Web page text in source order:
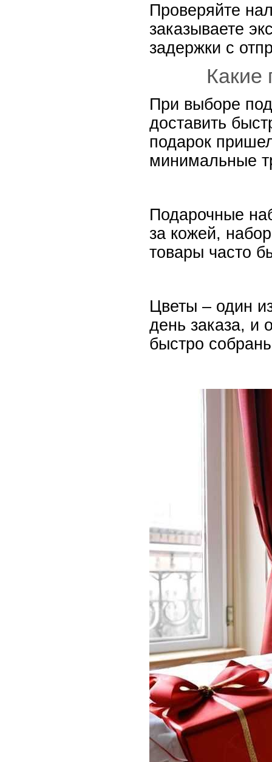
Проверяйте
заказываете
задержки с
Какие
При выборе
доставить
подарок
минимальные
Подарочные
за кожей,
товары часто
Цветы – один
день заказа, и
быстро